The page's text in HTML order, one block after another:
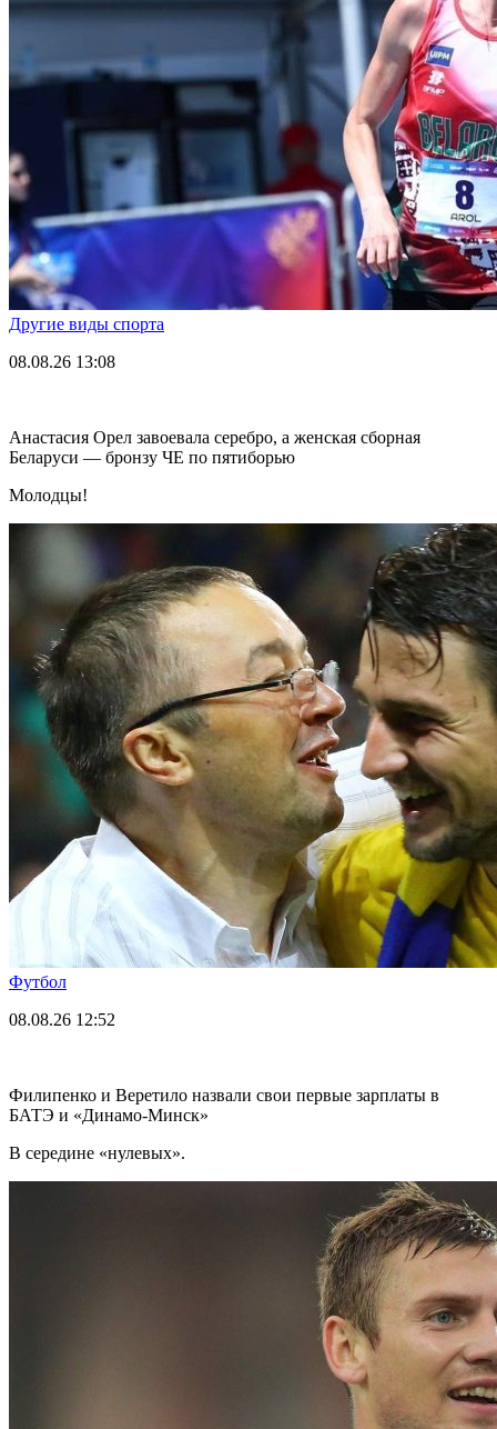
Другие виды спорта
08.08.26 13:08
Анастасия Орел завоевала серебро, а женская сборная
Беларуси — бронзу ЧЕ по пятиборью
Молодцы!
Футбол
08.08.26 12:52
Филипенко и Веретило назвали свои первые зарплаты в
БАТЭ и «Динамо-Минск»
В середине «нулевых».